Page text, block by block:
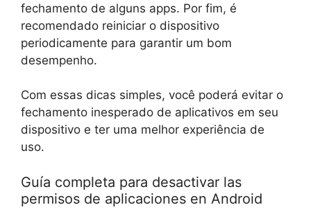
fechamento de alguns apps. Por fim, é
recomendado reiniciar o dispositivo
periodicamente para garantir um bom
desempenho.
Com essas dicas simples, você poderá evitar o
fechamento inesperado de aplicativos em seu
dispositivo e ter uma melhor experiência de
uso.
Guía completa para desactivar las
permisos de aplicaciones en Android